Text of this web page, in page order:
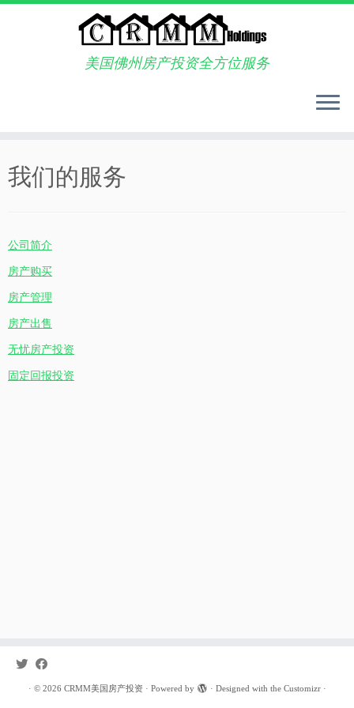
content
美国佛州房产投资全方位服务
我们的服务
公司简介
房产购买
房产管理
房产出售
无忧房产投资
固定回报投资
· © 2026 CRMM美国房产投资 · Powered by · Designed with the Customizr·